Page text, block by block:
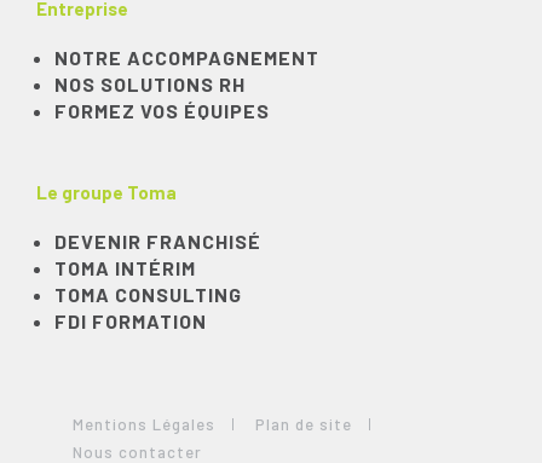
Entreprise
NOTRE ACCOMPAGNEMENT
NOS SOLUTIONS RH
FORMEZ VOS ÉQUIPES
Le groupe Toma
DEVENIR FRANCHISÉ
TOMA INTÉRIM
TOMA CONSULTING
FDI FORMATION
Mentions Légales
Plan de site
Nous contacter